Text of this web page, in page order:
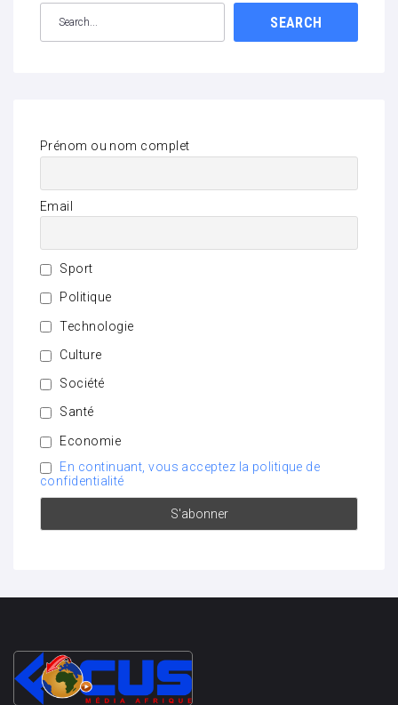
SEARCH
Prénom ou nom complet
Email
Sport
Politique
Technologie
Culture
Société
Santé
Economie
En continuant, vous acceptez la politique de
confidentialité